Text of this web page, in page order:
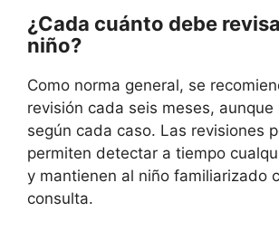
¿Cada cuánto debe
niño?
Como norma general, se
revisión cada seis meses,
según cada caso. Las revisiones
permiten detectar a tiempo
y mantienen al niño familiarizado
consulta.